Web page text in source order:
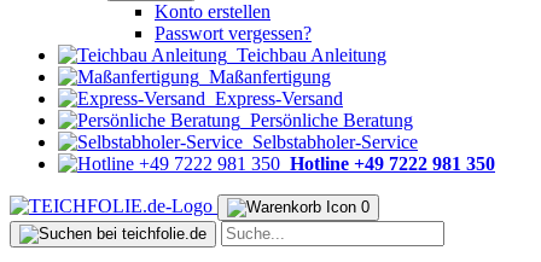
Konto erstellen
Passwort vergessen?
Teichbau Anleitung
Maßanfertigung
Express-Versand
Persönliche Beratung
Selbstabholer-Service
Hotline +49 7222 981 350
0